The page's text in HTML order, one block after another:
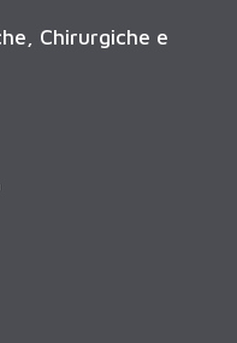
Chirurgiche e